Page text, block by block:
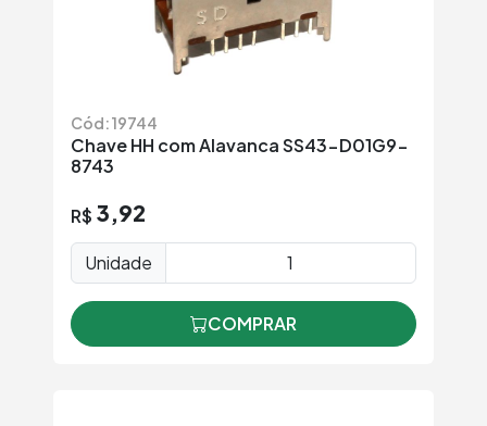
Cód: 19744
Chave HH com Alavanca SS43-D01G9-
8743
R$ 3,92
Unidade
COMPRAR